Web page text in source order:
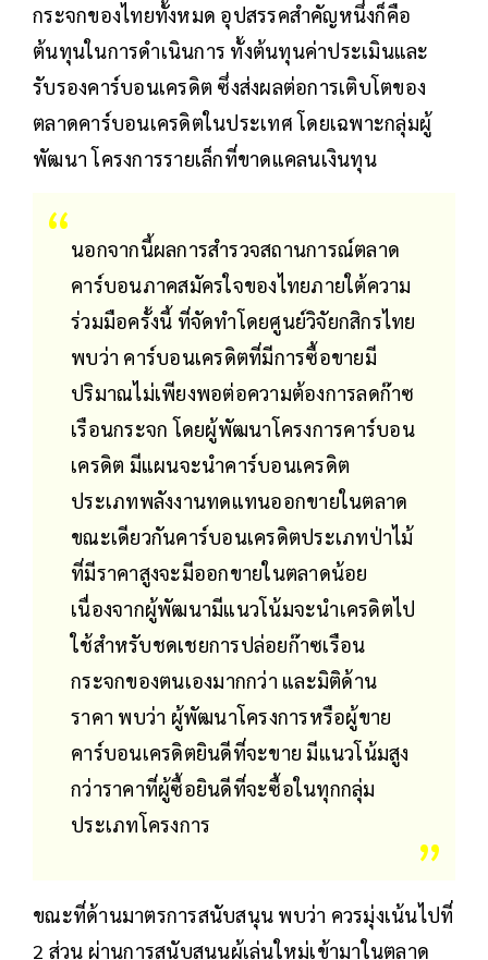
กระจกของไทยทั้งหมด อุปสรรคสำคัญหนึ่งก็คือ
ต้นทุนในการดำเนินการ ทั้งต้นทุนค่าประเมินและ
รับรองคาร์บอนเครดิต ซึ่งส่งผลต่อการเติบโตของ
ตลาดคาร์บอนเครดิตในประเทศ โดยเฉพาะกลุ่มผู้
พัฒนา โครงการรายเล็กที่ขาดแคลนเงินทุน
นอกจากนี้ผลการสำรวจสถานการณ์ตลาด
คาร์บอนภาคสมัครใจของไทยภายใต้ความ
ร่วมมือครั้งนี้ ที่จัดทำโดยศูนย์วิจัยกสิกรไทย
พบว่า คาร์บอนเครดิตที่มีการซื้อขายมี
ปริมาณไม่เพียงพอต่อความต้องการลดก๊าซ
เรือนกระจก โดยผู้พัฒนาโครงการคาร์บอน
เครดิต มีแผนจะนำคาร์บอนเครดิต
ประเภทพลังงานทดแทนออกขายในตลาด
ขณะเดียวกันคาร์บอนเครดิตประเภทป่าไม้
ที่มีราคาสูงจะมีออกขายในตลาดน้อย
เนื่องจากผู้พัฒนามีแนวโน้มจะนำเครดิตไป
ใช้สำหรับชดเชยการปล่อยก๊าซเรือน
กระจกของตนเองมากกว่า และมิติด้าน
ราคา พบว่า ผู้พัฒนาโครงการหรือผู้ขาย
คาร์บอนเครดิตยินดีที่จะขาย มีแนวโน้มสูง
กว่าราคาที่ผู้ซื้อยินดีที่จะซื้อในทุกกลุ่ม
ประเภทโครงการ
ขณะที่ด้านมาตรการสนับสนุน พบว่า ควรมุ่งเน้นไปที่
2 ส่วน ผ่านการสนับสนุนผู้เล่นใหม่เข้ามาในตลาด